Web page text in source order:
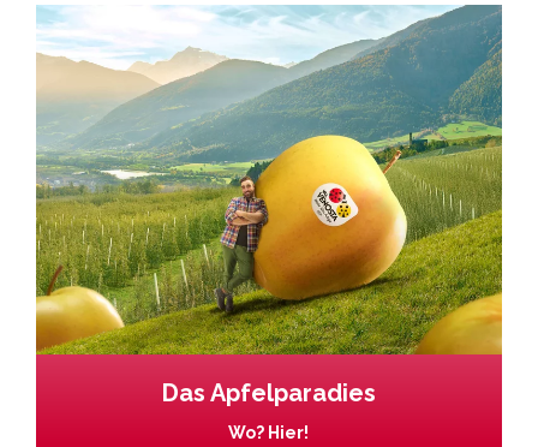
Das Apfelparadies
Wo? Hier!